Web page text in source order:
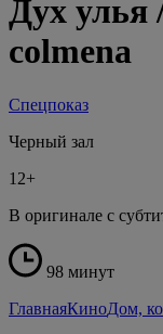
Дух улья
colmena
Спецпоказ
Черный зал
12+
В оригинале с
98 минут
ГлавнаяКиноДом,